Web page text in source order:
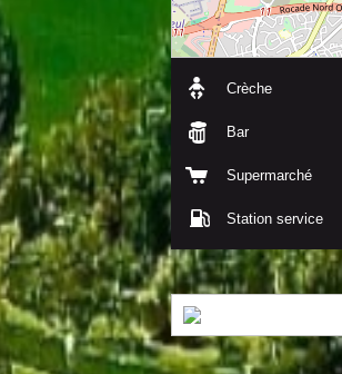
Crèche
Bar
Supermarché
Station service